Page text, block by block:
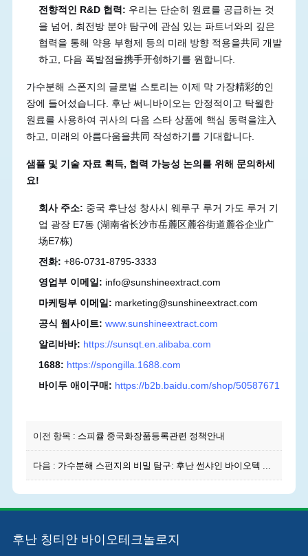
전향적인 R&D 협력: 우리는 단순히 원료를 공급하는 것
을 넘어, 최전방 분야 탐구에 관심 있는 파트너와의 깊은
협력을 통해 약용 부형제 등의 미래 방향 적용을共同 개발
하고, 다음 폭발점을携手开创하기를 원합니다.
가수분해 스폰지의 글로벌 스토리는 이제 막 가장精彩的인
장에 들어섰습니다. 후난 써니바이오는 안정적이고 탁월한
원료를 사용하여 귀사의 다음 스타 상품에 핵심 동력을注入
하고, 미래의 아름다움을共同 작성하기를 기대합니다.
샘플 및 기술 자료 획득, 협력 가능성 논의를 위해 문의하세
요!
회사 주소: 중국 후난성 창사시 웨루구 루거 가도 루거 기
업 광장 E7동 (湖南省长沙市岳麓区麓谷街道麓谷企业广
场E7栋)
전화: +86-0731-8795-3333
영업부 이메일: info@sunshineextract.com
마케팅부 이메일: marketing@sunshineextract.com
공식 웹사이트: www.sunshineextract.com
알리바바: https://sunsqt.en.alibaba.com
1688: https://spongilla.1688.com
바이두 애이구매: https://b2b.baidu.com/shop/50587671
이전 항목 : 스피큘 중국화장품등록관련 정책안내
다음 : 가수분해 스펀지의 비밀 탐구: 후난 썬샤인 바이오텍 상세 Q&A
후난 칭티안 바이오테크놀로지